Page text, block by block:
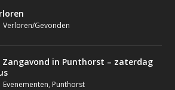
Verloren/Gevonden
Zangavond in Punthorst – zaterdag
Evenementen, Punthorst